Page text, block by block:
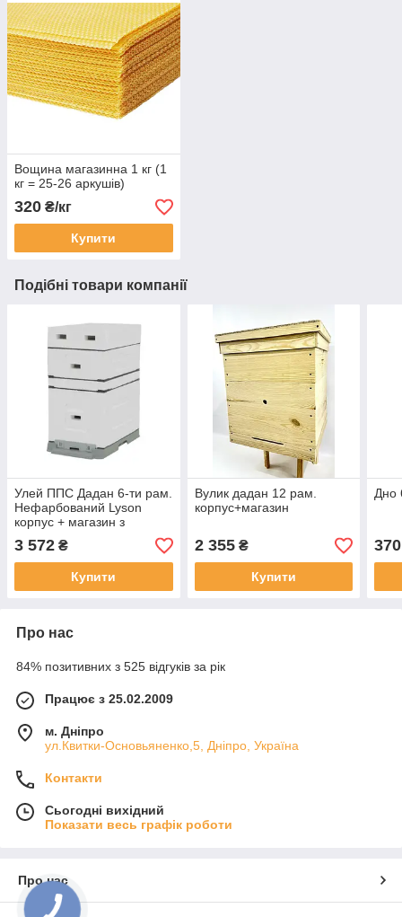
Вощина магазинна 1 кг (1
кг = 25-26 аркушів)
320 ₴/кг
Купити
Подібні товари компанії
Улей ППС Дадан 6-ти рам.
Нефарбований Lyson
корпус + магазин з
пластиковим дном
3 572 ₴
Купити
Вулик дадан 12 рам.
корпус+магазин
2 355₴
Купити
Дно
370
Про нас
84% позитивних з 525 відгуків за рік
Працює з 25.02.2009
м. Дніпро
ул.Квитки-Основьяненко,5, Дніпро, Україна
Контакти
Сьогодні вихідний
Показати весь графік роботи
Про нас